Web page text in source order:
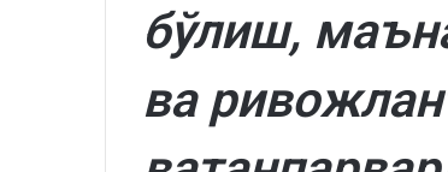
бўлиш,
ва